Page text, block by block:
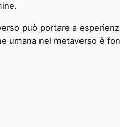
può portare a
umana nel metaverso è